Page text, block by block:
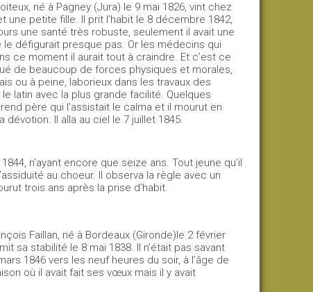
né à Pagney (Jura) le 9 mai 1826, vint chez
une petite fille. Il prit l’habit le 8 décembre 1842,
une santé très robuste, seulement il avait une
défigurait presque pas. Or les médecins qui
ce moment il aurait tout à craindre. Et c’est ce
de beaucoup de forces physiques et morales,
ou à peine, laborieux dans les travaux des
latin avec la plus grande facilité. Quelques
père qui l’assistait le calma et il mourut en
Il alla au ciel le 7 juillet 1845.
n’ayant encore que seize ans. Tout jeune qu’il
au choeur. Il observa la règle avec un
trois ans après la prise d’habit.
Faillan, né à Bordeaux (Gironde)le 2 février
sa stabilité le 8 mai 1838. Il n’était pas savant
1846 vers les neuf heures du soir, à l’âge de
où il avait fait ses vœux mais il y avait